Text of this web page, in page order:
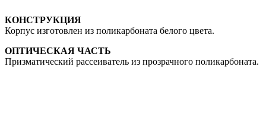
КОНСТРУКЦИЯ
Корпус изготовлен из поликарбоната белого цвета.
ОПТИЧЕСКАЯ ЧАСТЬ
Призматический рассеиватель из прозрачного поликарбоната.